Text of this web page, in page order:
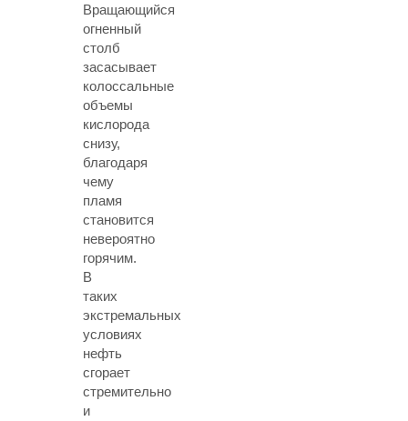
Вращающийся
огненный
столб
засасывает
колоссальные
объемы
кислорода
снизу,
благодаря
чему
пламя
становится
невероятно
горячим.
В
таких
экстремальных
условиях
нефть
сгорает
стремительно
и